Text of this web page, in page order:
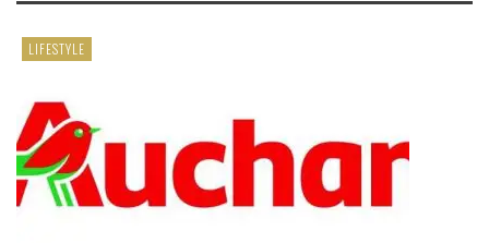
LIFESTYLE